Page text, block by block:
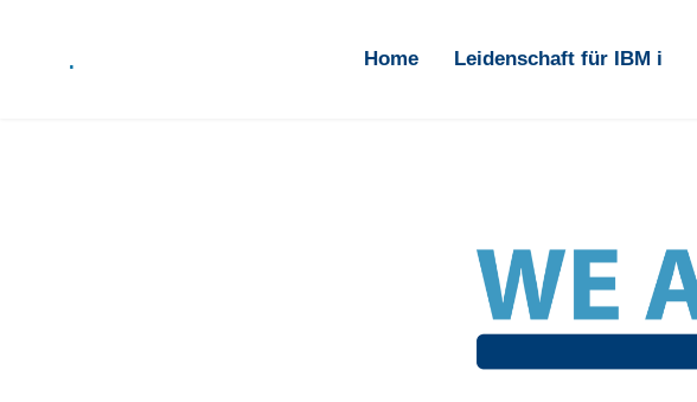
. Home Leidenschaft für IBM i